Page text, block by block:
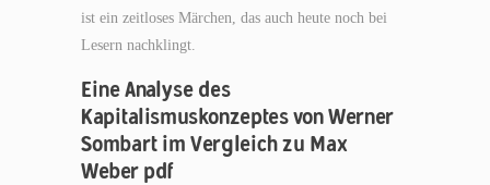
ist ein zeitloses Märchen, das auch heute noch bei
Lesern nachklingt.
Eine Analyse des
Kapitalismuskonzeptes von Werner
Sombart im Vergleich zu Max
Weber pdf